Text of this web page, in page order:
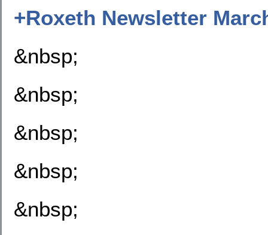
+Roxeth Newsletter
&nbsp;
&nbsp;
&nbsp;
&nbsp;
&nbsp;